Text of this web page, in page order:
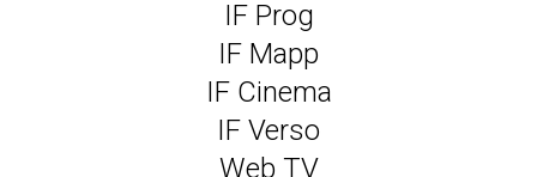
IF Prog
IF Mapp
IF Cinema
IF Verso
Web TV